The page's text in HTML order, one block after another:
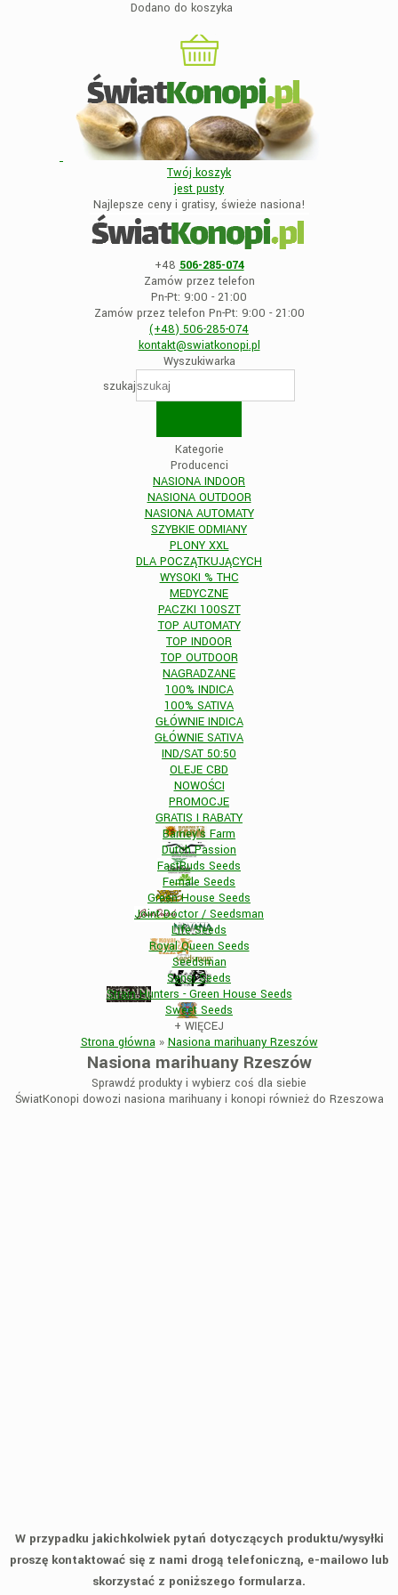
Dodano do koszyka
Twój koszyk
jest pusty
Najlepsze ceny i gratisy, świeże nasiona!
+48 506-285-074
Zamów przez telefon
Pn-Pt: 9:00 - 21:00
Zamów przez telefon Pn-Pt: 9:00 - 21:00
(+48) 506-285-074
kontakt@swiatkonopi.pl
Wyszukiwarka
szukaj
Kategorie
Producenci
NASIONA INDOOR
NASIONA OUTDOOR
NASIONA AUTOMATY
SZYBKIE ODMIANY
PLONY XXL
DLA POCZĄTKUJĄCYCH
WYSOKI % THC
MEDYCZNE
PACZKI 100SZT
TOP AUTOMATY
TOP INDOOR
TOP OUTDOOR
NAGRADZANE
100% INDICA
100% SATIVA
GŁÓWNIE INDICA
GŁÓWNIE SATIVA
IND/SAT 50:50
OLEJE CBD
NOWOŚCI
PROMOCJE
GRATIS I RABATY
Barney's Farm
Dutch Passion
FastBuds Seeds
Female Seeds
Green House Seeds
Joint Doctor / Seedsman
Life Seeds
Royal Queen Seeds
Seedsman
Sensi Seeds
Strain Hunters - Green House Seeds
Sweet Seeds
+ WIĘCEJ
Strona główna» Nasiona marihuany Rzeszów
Nasiona marihuany Rzeszów
Sprawdź produkty i wybierz coś dla siebie
ŚwiatKonopi dowozi nasiona marihuany i konopi również do Rzeszowa
W przypadku jakichkolwiek pytań dotyczących produktu/wysyłki
proszę kontaktować się z nami drogą telefoniczną, e-mailowo lub
skorzystać z poniższego formularza.